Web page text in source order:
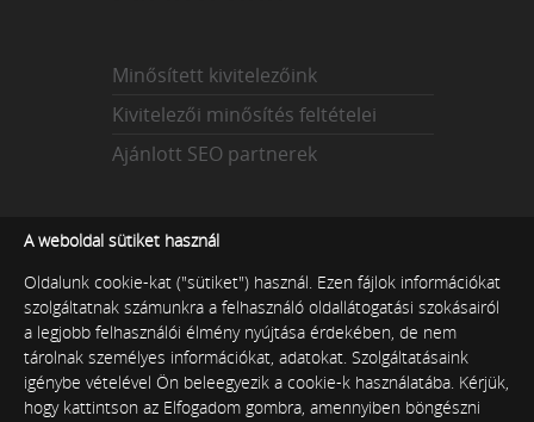
Minősített kivitelezőink
Kivitelezői minősítés feltételei
Ajánlott SEO partnerek
Az indexekről
Technikai index
Tartalmi index
Népszerűségi index
A weboldal sütiket használ
Oldalunk cookie-kat ("sütiket") használ. Ezen fájlok információkat
szolgáltatnak számunkra a felhasználó oldallátogatási szokásairól
a legjobb felhasználói élmény nyújtása érdekében, de nem
tárolnak személyes információkat, adatokat. Szolgáltatásaink
igénybe vételével Ön beleegyezik a cookie-k használatába. Kérjük,
hogy kattintson az Elfogadom gombra, amennyiben böngészni